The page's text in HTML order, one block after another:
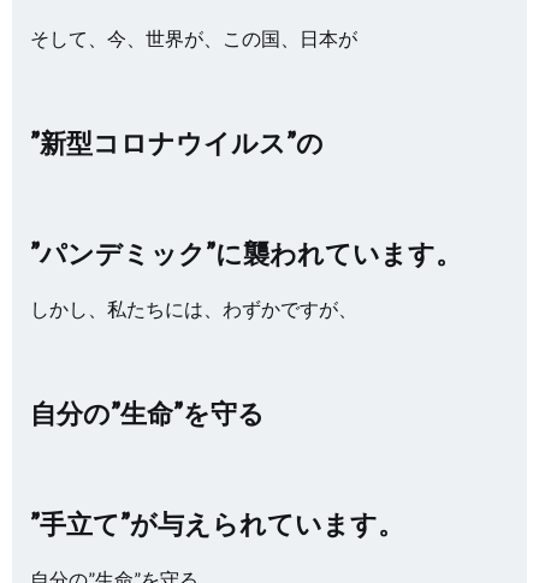
そして、今、世界が、この国、日本が
”新型コロナウイルス”の
”パンデミック”に襲われています。
しかし、私たちには、わずかですが、
自分の”生命”を守る
”手立て”が与えられています。